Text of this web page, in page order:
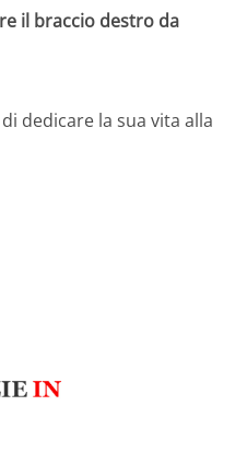
il braccio destro da
dedicare la sua vita alla